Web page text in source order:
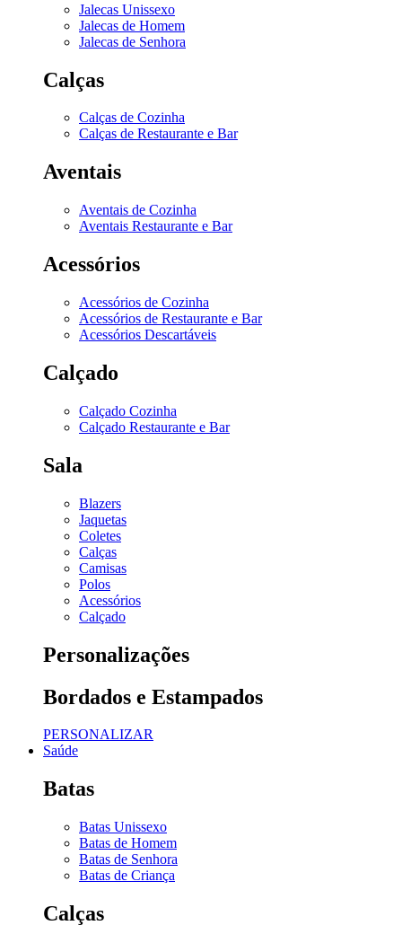
Jalecas Unissexo
Jalecas de Homem
Jalecas de Senhora
Calças
Calças de Cozinha
Calças de Restaurante e Bar
Aventais
Aventais de Cozinha
Aventais Restaurante e Bar
Acessórios
Acessórios de Cozinha
Acessórios de Restaurante e Bar
Acessórios Descartáveis
Calçado
Calçado Cozinha
Calçado Restaurante e Bar
Sala
Blazers
Jaquetas
Coletes
Calças
Camisas
Polos
Acessórios
Calçado
Personalizações
Bordados e Estampados
PERSONALIZAR
Saúde
Batas
Batas Unissexo
Batas de Homem
Batas de Senhora
Batas de Criança
Calças